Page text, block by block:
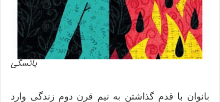
یائسگی
بانوان با قدم گذاشتن به نیم قرن دوم زندگی وارد